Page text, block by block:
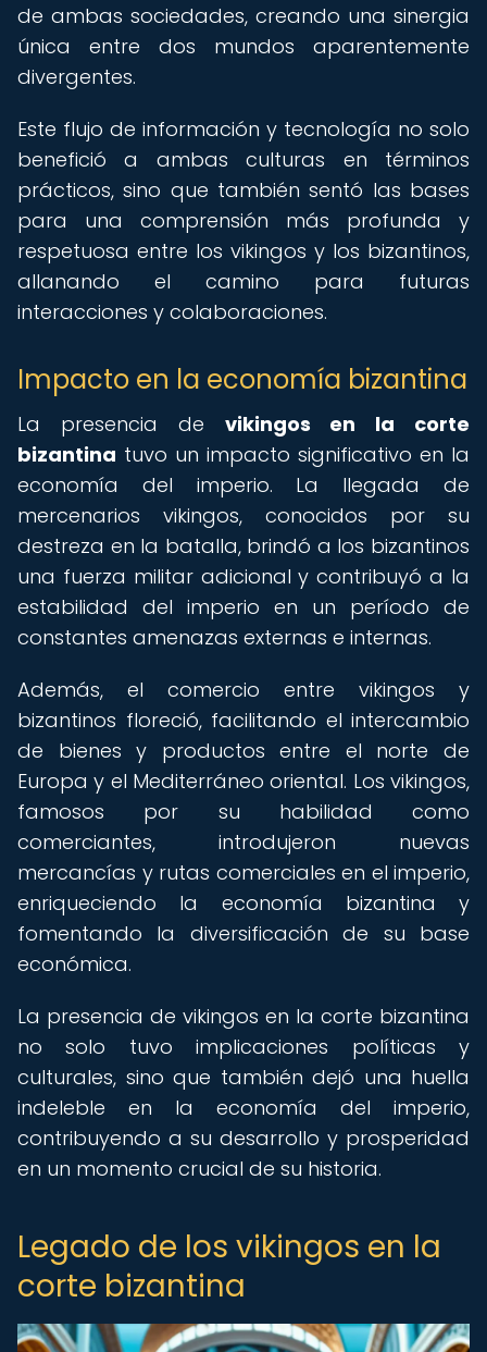
de ambas sociedades, creando una sinergia
única entre dos mundos aparentemente
divergentes.
Este flujo de información y tecnología no solo
benefició a ambas culturas en términos
prácticos, sino que también sentó las bases
para una comprensión más profunda y
respetuosa entre los vikingos y los bizantinos,
allanando el camino para futuras
interacciones y colaboraciones.
Impacto en la economía bizantina
La presencia de vikingos en la corte
bizantina tuvo un impacto significativo en la
economía del imperio. La llegada de
mercenarios vikingos, conocidos por su
destreza en la batalla, brindó a los bizantinos
una fuerza militar adicional y contribuyó a la
estabilidad del imperio en un período de
constantes amenazas externas e internas.
Además, el comercio entre vikingos y
bizantinos floreció, facilitando el intercambio
de bienes y productos entre el norte de
Europa y el Mediterráneo oriental. Los vikingos,
famosos por su habilidad como
comerciantes, introdujeron nuevas
mercancías y rutas comerciales en el imperio,
enriqueciendo la economía bizantina y
fomentando la diversificación de su base
económica.
La presencia de vikingos en la corte bizantina
no solo tuvo implicaciones políticas y
culturales, sino que también dejó una huella
indeleble en la economía del imperio,
contribuyendo a su desarrollo y prosperidad
en un momento crucial de su historia.
Legado de los vikingos en la
corte bizantina